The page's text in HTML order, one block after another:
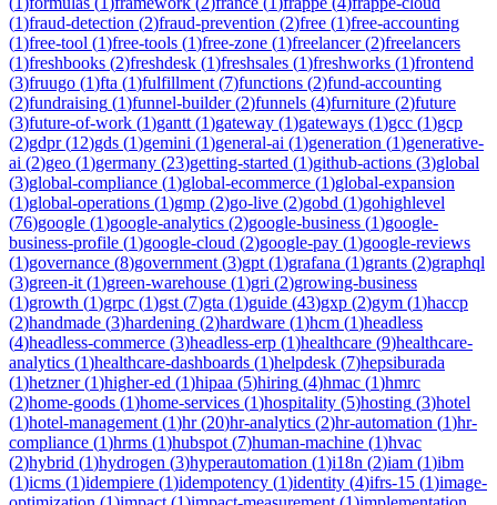
(1)fraud-detection (2)fraud-prevention (2)free (1)free-accounting
(1)free-tool (1)free-tools (1)free-zone (1)freelancer(2)freelancers
(1)freshbooks (2)freshdesk (1)freshsales (1)freshworks (1)frontend
(3)fruugo (1)fta (1)fulfillment (7)functions (2)fund-accounting
(2)fundraising (1)funnel-builder(2)funnels (4)furniture (2)future
(3)future-of-work (1)gantt (1)gateway (1)gateways (1)gcc (1)gcp
(2)gdpr(12)gds (1)gemini (1)general-ai (1)generation (1)generative-
ai (2)geo (1)germany (23)getting-started (1)github-actions (3)global
(3)global-compliance (1)global-ecommerce (1)global-expansion
(1)global-operations (1)gmp (2)go-live (2)gobd (1)gohighlevel
(76)google (1)google-analytics (2)google-business (1)google-
business-profile (1)google-cloud (2)google-pay (1)google-reviews
(1)governance (8)government (3)gpt (1)grafana (1)grants (2)graphql
(3)green-it (1)green-warehouse (1)gri (2)growing-business
(1)growth (1)grpc (1)gst (7)gta (1)guide (43)gxp (2)gym (1)haccp
(2)handmade (3)hardening (2)hardware (1)hcm (1)headless
(4)headless-commerce (3)headless-erp (1)healthcare (9)healthcare-
analytics (1)healthcare-dashboards (1)helpdesk (7)hepsiburada
(1)hetzner(1)higher-ed (1)hipaa (5)hiring (4)hmac (1)hmrc
(2)home-goods (1)home-services (1)hospitality (5)hosting (3)hotel
(1)hotel-management (1)hr(20)hr-analytics (2)hr-automation (1)hr-
compliance (1)hrms (1)hubspot (7)human-machine (1)hvac
(2)hybrid (1)hydrogen (3)hyperautomation (1)i18n (2)iam (1)ibm
(1)icms (1)idempiere (1)idempotency (1)identity (4)ifrs-15 (1)image-